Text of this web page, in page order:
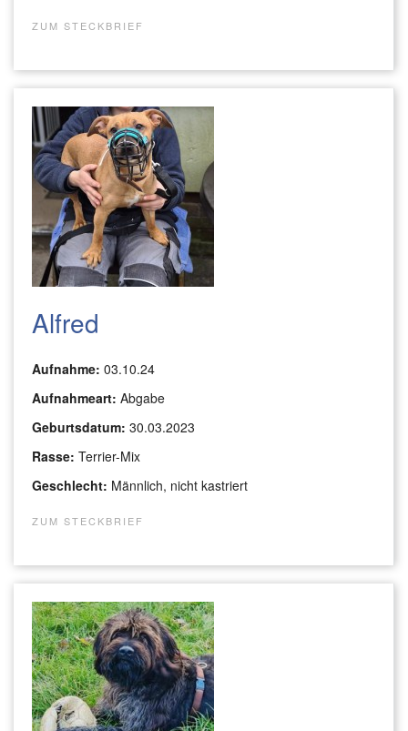
ZUM STECKBRIEF
Alfred
Aufnahme: 03.10.24
Aufnahmeart: Abgabe
Geburtsdatum: 30.03.2023
Rasse: Terrier-Mix
Geschlecht: Männlich, nicht kastriert
ZUM STECKBRIEF